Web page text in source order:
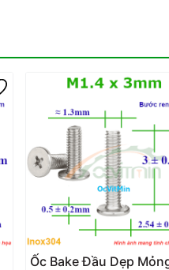
Ốc Bake Đầu Dẹp